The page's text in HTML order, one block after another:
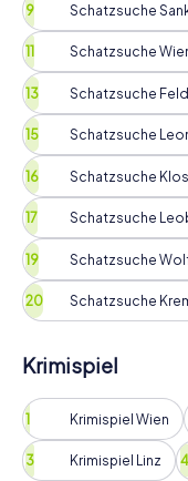
Schatzsuche
Schatzsuche
Schatzsuche
Schatzsuche
Schatzsuche
Schatzsuche
Schatzsuche
Schatzsuche
Krimispiel
Krimispiel Wien
Krimispiel Linz